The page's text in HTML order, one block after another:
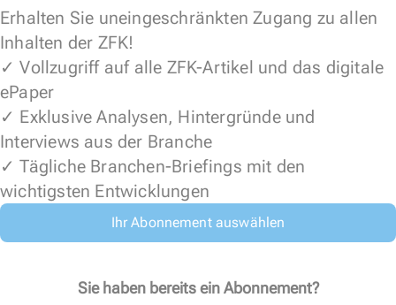
Erhalten Sie uneingeschränkten Zugang zu allen
Inhalten der ZFK!
✓ Vollzugriff auf alle ZFK-Artikel und das digitale
ePaper
✓ Exklusive Analysen, Hintergründe und
Interviews aus der Branche
✓ Tägliche Branchen-Briefings mit den
wichtigsten Entwicklungen
Ihr Abonnement auswählen
Sie haben bereits ein Abonnement?